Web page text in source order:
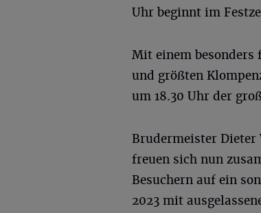
Uhr beginnt im
Mit einem besonders
und größten
um 18.30 Uhr der
Brudermeister Dieter
freuen sich nun
Besuchern auf ein
2023 mit